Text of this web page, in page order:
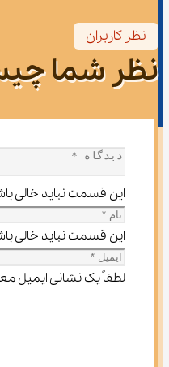
نظر کاربران
نظر شما
این قسمت نباید خالی
این قسمت نباید خالی
لطفاً یک نشانی ایمیل